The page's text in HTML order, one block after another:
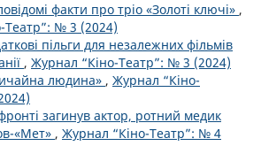
факти про тріо «Золоті ключі» ,
Театр”: № 3 (2024)
пільги для незалежних фільмів
, Журнал “Кіно-Театр”: № 3 (2024)
людина» , Журнал “Кіно-
загинув актор, ротний медик
«Мет» , Журнал “Кіно-Театр”: № 4